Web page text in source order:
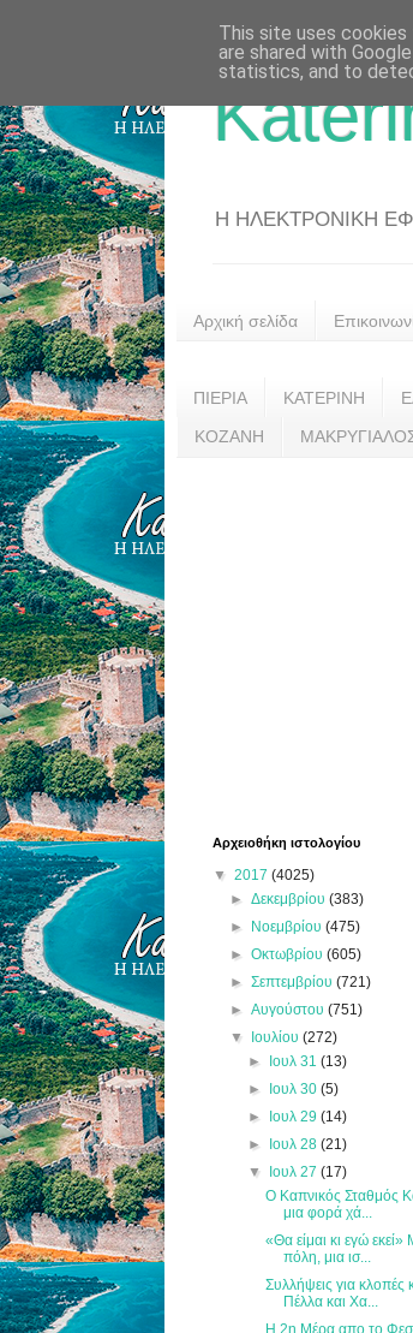
Η ΗΛΕΚΤΡΟΝΙΚΗ
Αρχική σελίδα
ΠΙΕΡΙΑ ΚΑΤΕΡΙΝΗ
ΚΟΖΑΝΗ
Αρχειοθήκη ιστολογίου
▼ 2017 (4025)
►Δεκεμβρίου(383)
► Νοεμβρίου(475)
►Οκτωβρίου(605)
►Σεπτεμβρίου(721)
►Αυγούστου(751)
▼ Ιουλίου(272)
► Ιουλ 31 (13)
► Ιουλ 30 (5)
► Ιουλ 29 (14)
► Ιουλ 28 (21)
▼ Ιουλ 27 (17)
Ο Καπνικός Σταθμός
μια φορά χά...
«Θα είμαι κι εγώ
πόλη, μια ισ...
Συλλήψεις για κλοπές
Πέλλα και Χα...
Η 2η Μέρα απο το
This site uses
are shared with
statistics, and to